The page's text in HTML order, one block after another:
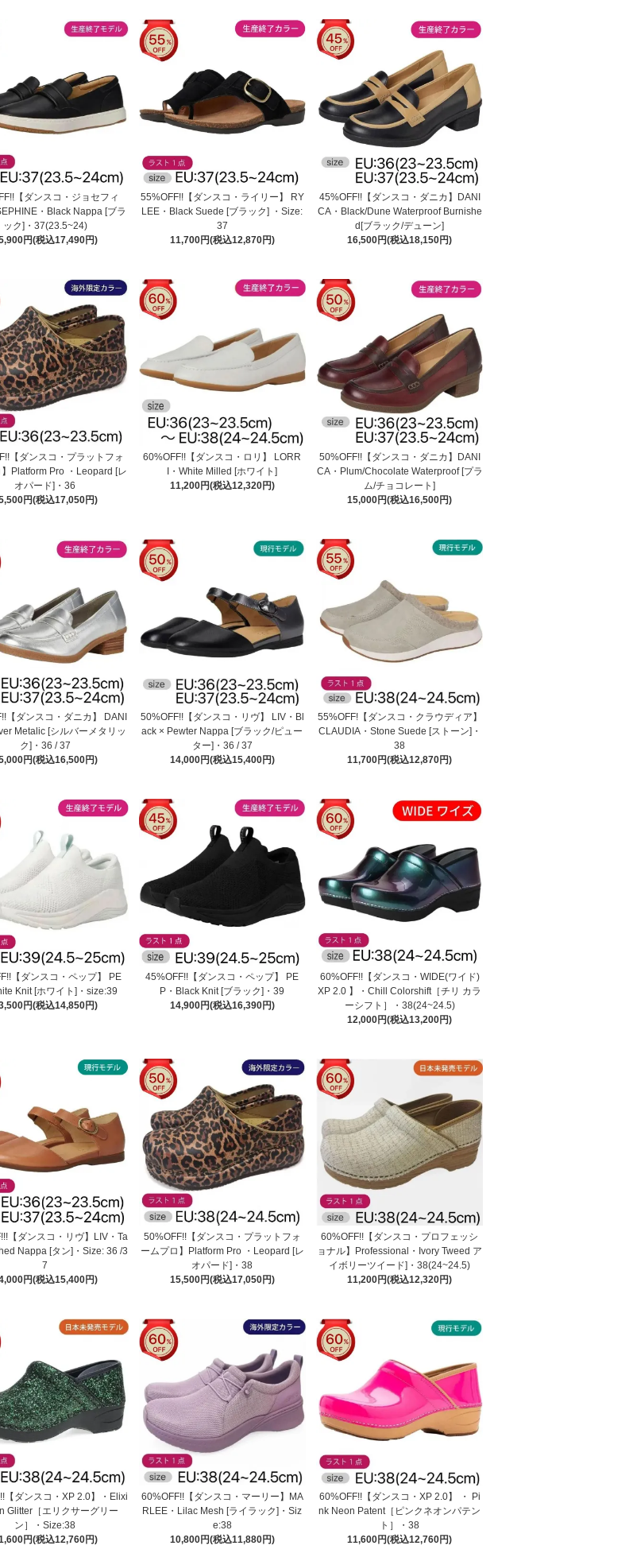
【ダンスコ・ジョセフィ
・Black Nappa [ブラ
ック]・37(23.5~24)
円(税込17,490円)
55%OFF!!【ダンスコ・ライリー】 RY
LEE・Black Suede [ブラック] ・Size:
37
11,700円(税込12,870円)
45%OFF!!【ダンスコ・ダニカ】DANI
CA・Black/Dune Waterproof Burnishe
d[ブラック/デューン]
16,500円(税込18,150円)
【ダンスコ・プラットフォ
Platform Pro ・Leopard [レ
オパード]・36
円(税込17,050円)
60%OFF!!【ダンスコ・ロリ】 LORR
I・White Milled [ホワイト]
11,200円(税込12,320円)
50%OFF!!【ダンスコ・ダニカ】DANI
CA・Plum/Chocolate Waterproof [プラ
ム/チョコレート]
15,000円(税込16,500円)
【ダンスコ・ダニカ】 DANI
Metalic [シルバーメタリッ
ク]・36 / 37
円(税込16,500円)
50%OFF!!【ダンスコ・リヴ】 LIV・Bl
ack × Pewter Nappa [ブラック/ピュー
ター]・36 / 37
14,000円(税込15,400円)
55%OFF!【ダンスコ・クラウディア】
CLAUDIA・Stone Suede [ストーン]・
38
11,700円(税込12,870円)
【ダンスコ・ペップ】 PE
Knit [ホワイト]・size:39
円(税込14,850円)
45%OFF!!【ダンスコ・ペップ】 PE
P・Black Knit [ブラック]・39
14,900円(税込16,390円)
60%OFF!!【ダンスコ・WIDE(ワイド)
XP 2.0 】・Chill Colorshift［チリ カラ
ーシフト］・38(24~24.5)
12,000円(税込13,200円)
【ダンスコ・リヴ】LIV・Ta
Nappa [タン]・Size: 36 /3
7
円(税込15,400円)
50%OFF!!【ダンスコ・プラットフォ
ームプロ】Platform Pro ・Leopard [レ
オパード]・38
15,500円(税込17,050円)
60%OFF!!【ダンスコ・プロフェッシ
ョナル】Professional・Ivory Tweed ア
イボリーツイード]・38(24~24.5)
11,200円(税込12,320円)
【ダンスコ・XP 2.0】・Elixi
Glitter［エリクサーグリー
ン］・Size:38
円(税込12,760円)
60%OFF!!【ダンスコ・マーリー】MA
RLEE・Lilac Mesh [ライラック]・Siz
e:38
10,800円(税込11,880円)
60%OFF!!【ダンスコ・XP 2.0】 ・ Pi
nk Neon Patent［ピンクネオンパテン
ト］・38
11,600円(税込12,760円)